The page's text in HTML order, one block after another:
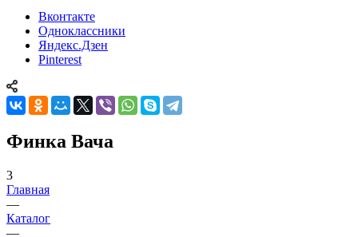
Вконтакте
Одноклассники
Яндекс.Дзен
Pinterest
Финка Вача
3
Главная
—
Каталог
—